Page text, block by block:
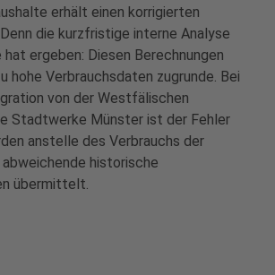
erhält einen korrigierten
die kurzfristige interne Analyse
ergeben: Diesen Berechnungen
hohe Verbrauchsdaten zugrunde. Bei
von der Westfälischen
Stadtwerke Münster ist der Fehler
anstelle des Verbrauchs der
historische
übermittelt.